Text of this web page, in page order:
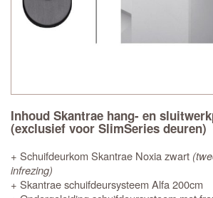
Inhoud Skantrae hang- en
(exclusief voor SlimSeries deuren)
+ Schuifdeurkom Skantrae Noxia zwart
infrezing)
+ Skantrae schuifdeursysteem Alfa 200cm